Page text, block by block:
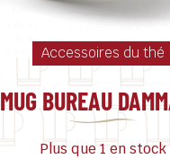
Accessoires du thé
MUG BUREAU
Plus que 1 en stock